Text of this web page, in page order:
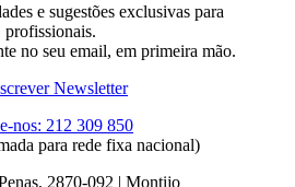
e sugestões exclusivas para
profissionais.
no seu email, em primeira mão.
Newsletter
nos: 212 309 850
para rede fixa nacional)
2870-092 | Montijo